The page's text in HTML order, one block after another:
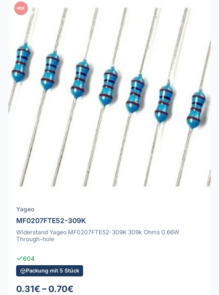
PDF
Yageo
MF0207FTE52-309K
Widerstand Yageo MF0207FTE52-309K 309k Ohms 0.66W
Through-hole
604
Packung mit 5 Stück
0.31€ – 0.70€